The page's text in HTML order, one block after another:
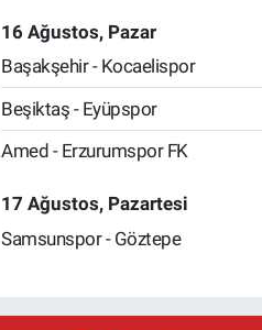
16 Ağustos, Pazar
Başakşehir - Kocaelispor
Beşiktaş - Eyüpspor
Amed - Erzurumspor FK
17 Ağustos, Pazartesi
Samsunspor - Göztepe